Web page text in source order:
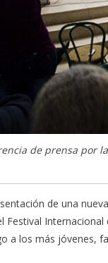
de prensa por
de una
Festival
a los más jóvenes,